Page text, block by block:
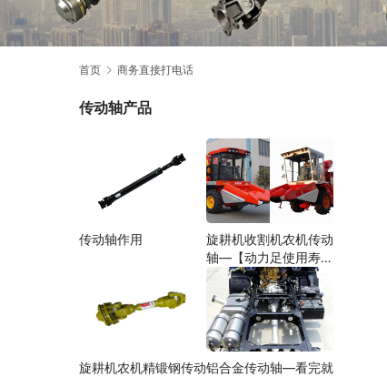
首页 商务直接打电话
传动轴产品
传动轴作用
旋耕机收割机农机传动
轴—【动力足使用寿命
久】
旋耕机农机精锻钢传动铝合金传动轴—看完就